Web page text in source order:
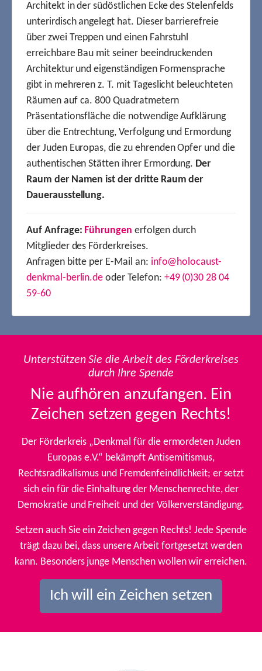
Architekt in der südöstlichen Ecke des Stelenfelds
unterirdisch angelegt hat. Dieser barrierefreie
über zwei Treppen und einen Fahrstuhl
erreichbare Bau mit seiner beeindruckenden
Architektur und eigenständigen Formensprache
gibt in mehreren z. T. mit Tageslicht beleuchteten
Räumen auf ca. 800 Quadratmetern
Präsentationsfläche die notwendige Aufklärung
über die Entrechtung, Verfolgung und Ermordung
der Juden Europas, die zu ehrenden Opfer und die
authentischen Stätten ihrer Ermordung. Der
Raum der Namen ist der dritte Raum der
Dauerausstellung.
Auf Anfrage: Führungen erfolgen durch
Mitglieder des Förderkreises.
Anfragen bitte per E-Mail an: info@holocaust-
denkmal-berlin.de oder Telefon: +49 (0)30 28 04
59-60
Unterstützen Sie die Arbeit des Förderkreises
durch Ihre Spende
Nie aufhören anzufangen. Ein
Zeichen setzen gegen Rechts!
Der Förderkreis „Denkmal für die ermordeten Juden
Europas e.V.“ bekämpft Antisemitismus,
Rechtsradikalismus und Fremdenfeindlichkeit; er setzt
sich ein für die Einhaltung der Menschenrechte, der
Demokratie und Freiheit und der Völkerverständigung.
Setzen auch Sie ein Zeichen gegen Rechts! Jede Spende
trägt dazu bei, dass unsere Arbeit fortgesetzt werden
kann. Besonders junge Menschen wollen wir erreichen.
Ich will ein Zeichen setzen